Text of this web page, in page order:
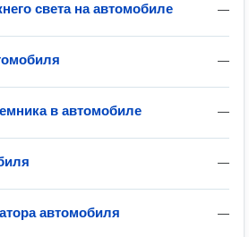
—
света на автомобиле
—
—
в автомобиле
—
—
автомобиля